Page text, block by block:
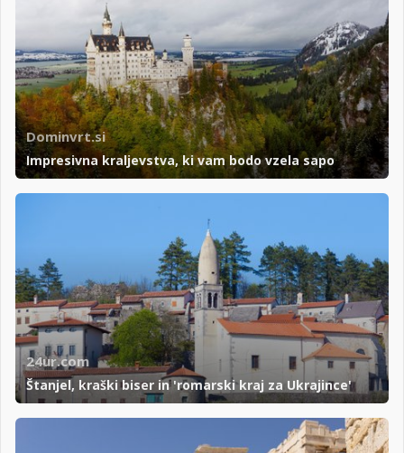
Dominvrt.si
Impresivna kraljevstva, ki vam bodo vzela sapo
24ur.com
Štanjel, kraški biser in 'romarski kraj za Ukrajince'